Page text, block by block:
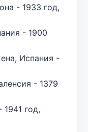
- 1933 год,
- 1900
Испания -
- 1379
год,